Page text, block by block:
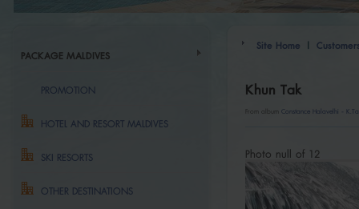
PACKAGE MALDIVES
PROMOTION
HOTEL AND RESORT MALDIVES
SKI RESORTS
OTHER DESTINATIONS
Site Home |
Khun Tak
From album Constance Halavelhi -
Photo null of 12